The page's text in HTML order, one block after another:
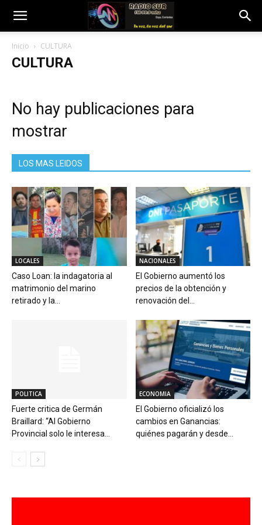
Inicio CULTURA
CULTURA
No hay publicaciones para
mostrar
LOS MAS LEIDOS
LOCALES
Caso Loan: la indagatoria al
matrimonio del marino
retirado y la...
NACIONALES
El Gobierno aumentó los
precios de la obtención y
renovación del...
POLITICA
Fuerte critica de Germán
Braillard: “Al Gobierno
Provincial solo le interesa...
ECONOMIA
El Gobierno oficializó los
cambios en Ganancias:
quiénes pagarán y desde...